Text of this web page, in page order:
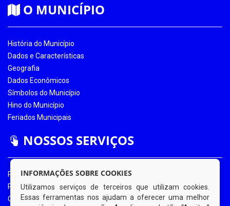
O MUNICÍPIO
História do Município
Dados e Características
Geografia
Dados Econômicos
Símbolos do Município
Hino do Município
Feriados Municipais
NOSSOS SERVIÇOS
Portal da Transparência
Portal da Transparência COVID-19
Ouvidoria Eletrônica
INFORMAÇÕES SOBRE COOKIES
Utilizamos serviços de terceiros que utilizam cookies.
Essas ferramentas nos ajudam a oferecer uma melhor